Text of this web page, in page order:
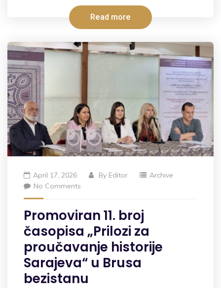
Read more
April 17, 2026 By Editor
Archive
No Comments
Promoviran 11. broj
časopisa „Prilozi za
proučavanje historije
Sarajeva“ u Brusa
bezistanu